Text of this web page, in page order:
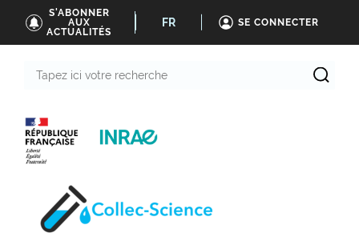
S'ABONNER
AUX
ACTUALITÉS
FR SE CONNECTER